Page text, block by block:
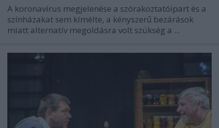
A koronavírus megjelenése a szórakoztatóipart és a
színházakat sem kímélte, a kényszerű bezárások
miatt alternatív megoldásra volt szükség a ...